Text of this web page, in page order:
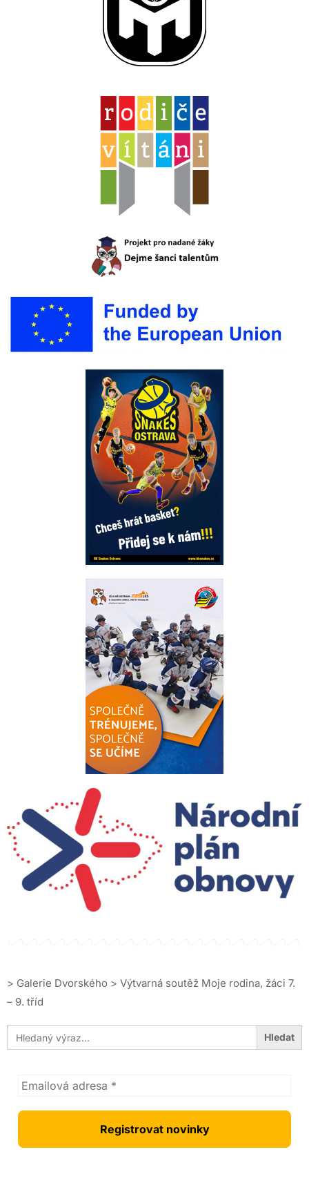
> Galerie Dvorského > Výtvarná soutěž Moje rodina, žáci 7.
– 9. tříd
Search
for: